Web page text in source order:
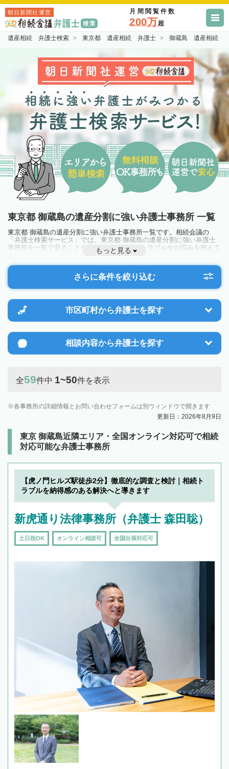
朝日新聞社運営 月間閲覧件数
200万超
遺産相続 弁護士検索 東京都 遺産相続 弁護士 御蔵島 遺産相続
東京都 御蔵島の遺産分割に強い弁護士事務所 一覧
東京都 御蔵島の遺産分割に強い弁護士事務所一覧です。相続会議の
「弁護士検索サービス」では、東京都 御蔵島の遺産分割に強い弁護士
事務所を一覧で見ることが出来ます。相続のトラブルやお悩みを抱えて
いる方は一度近隣の弁護士に相談してみましょう。
もっと見る
さらに条件を絞り込む
市区町村から弁護士を探す
相談内容から弁護士を探す
全59件中 1~50件を表示
各事務所の詳細情報とお問い合わせフォームは別ウィンドウで開きます
更新日：2026年8月9日
東京 御蔵島近隣エリア・全国オンライン対応可で相続
対応可能な弁護士事務所
【虎ノ門ヒルズ駅徒歩2分】徹底的な調査と検討｜相続ト
ラブルを納得感のある解決へと導きます
新虎通り法律事務所（弁護士 森田聡）
土日祝OK オンライン相談可 全国出張対応可